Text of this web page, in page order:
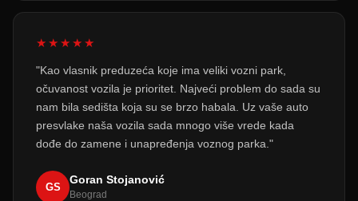
★★★★★
"Kao vlasnik preduzeća koje ima veliki vozni park,
očuvanost vozila je prioritet. Najveći problem do sada su
nam bila sedišta koja su se brzo habala. Uz vaše auto
presvlake naša vozila sada mnogo više vrede kada
dođe do zamene i unapređenja voznog parka."
GS
Goran Stojanović
Beograd